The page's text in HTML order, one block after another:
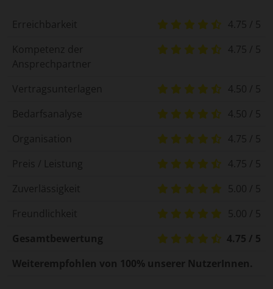
Erreichbarkeit
4.75 / 5
Kompetenz der
Ansprechpartner
4.75 / 5
Vertragsunterlagen
4.50 / 5
Bedarfsanalyse
4.50 / 5
Organisation
4.75 / 5
Preis / Leistung
4.75 / 5
Zuverlässigkeit
5.00 / 5
Freundlichkeit
5.00 / 5
Gesamtbewertung
4.75 / 5
Weiterempfohlen von 100% unserer NutzerInnen.